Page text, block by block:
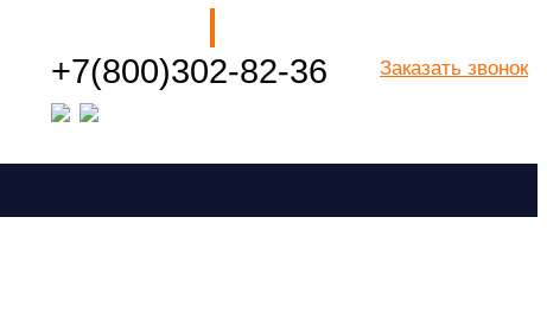
+7(800)302-82-36 Заказать звонок
Посмотреть все города РФ